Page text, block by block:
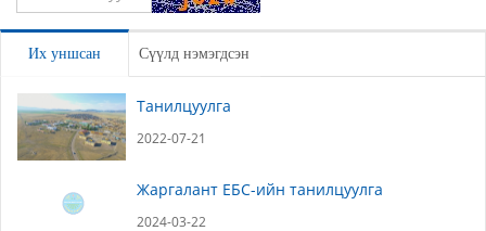
Их уншсан Сүүлд нэмэгдсэн
Танилцуулга
2022-07-21
Жаргалант ЕБС-ийн танилцуулга
2024-03-22